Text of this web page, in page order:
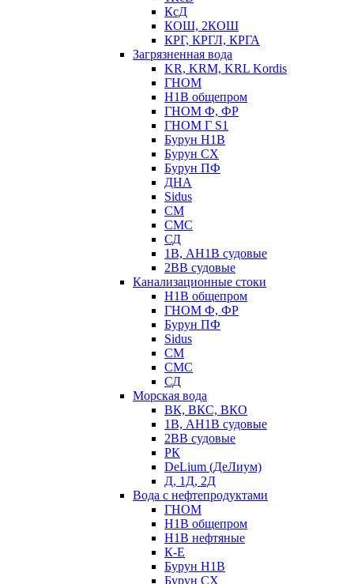
КсД
КОШ, 2КОШ
КРГ, КРГЛ, КРГА
Загрязненная вода
KR, KRM, KRL Kordis
ГНОМ
Н1В общепром
ГНОМ Ф, ФР
ГНОМ Г S1
Бурун Н1В
Бурун СХ
Бурун ПФ
ДНА
Sidus
СМ
СМС
СД
1В, АН1В судовые
2ВВ судовые
Канализационные стоки
Н1В общепром
ГНОМ Ф, ФР
Бурун ПФ
Sidus
СМ
СМС
СД
Морская вода
ВК, ВКС, ВКО
1В, АН1В судовые
2ВВ судовые
РК
DeLium (ДеЛиум)
Д, 1Д, 2Д
Вода с нефтепродуктами
ГНОМ
Н1В общепром
Н1В нефтяные
К-Е
Бурун Н1В
Бурун СХ